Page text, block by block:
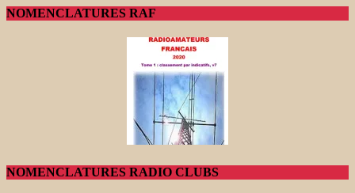
NOMENCLATURES RAF
NOMENCLATURES RADIO CLUBS